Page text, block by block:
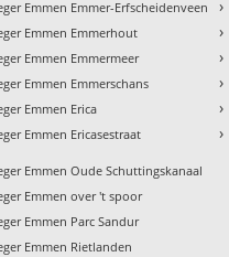
Emmen Emmer-Erfscheidenveen
Emmen Emmerhout
Emmen Emmermeer
Emmen Emmerschans
Emmen Erica
Emmen Ericasestraat
›
›
›
›
›
›
Emmen Oude Schuttingskanaal
Emmen over 't spoor
Emmen Parc Sandur
Emmen Rietlanden